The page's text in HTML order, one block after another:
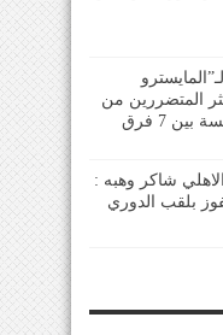
المتضررين من
7 فرق
شاكر وهبه :
بلقب الدوري